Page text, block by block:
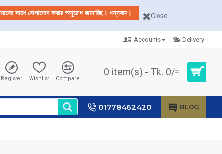
সাথে যোগাযোগ করার অনুরোধ জানাচ্ছি। ধন্যবাদ। Close
Accounts Delivery
Register Wishlist Compare
0 item(s) - Tk. 0/=
01778462420 BLOG